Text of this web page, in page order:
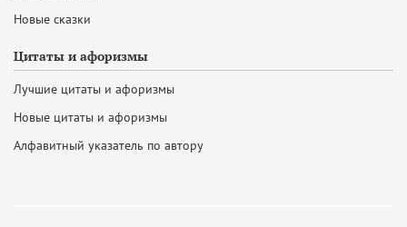
Новые сказки
Цитаты и афоризмы
Лучшие цитаты и афоризмы
Новые цитаты и афоризмы
Алфавитный указатель по автору